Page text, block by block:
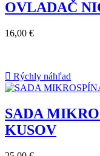
OVLADAČ
16,00 €
 Rýchly náhľad
SADA
KUSOV